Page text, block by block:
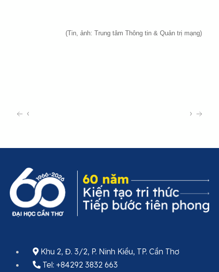
(Tin, ảnh: Trung tâm Thông tin & Quản trị mạng)
‹ ›
Khu 2, Đ. 3/2, P. Ninh Kiều, TP. Cần Thơ
Tel: +84292 3832 663